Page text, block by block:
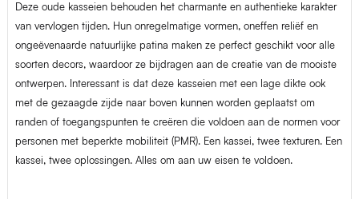
Deze oude kasseien behouden het charmante en authentieke karakter
van vervlogen tijden. Hun onregelmatige vormen, oneffen reliëf en
ongeëvenaarde natuurlijke patina maken ze perfect geschikt voor alle
soorten decors, waardoor ze bijdragen aan de creatie van de mooiste
ontwerpen. Interessant is dat deze kasseien met een lage dikte ook
met de gezaagde zijde naar boven kunnen worden geplaatst om
randen of toegangspunten te creëren die voldoen aan de normen voor
personen met beperkte mobiliteit (PMR). Een kassei, twee texturen. Een
kassei, twee oplossingen. Alles om aan uw eisen te voldoen.